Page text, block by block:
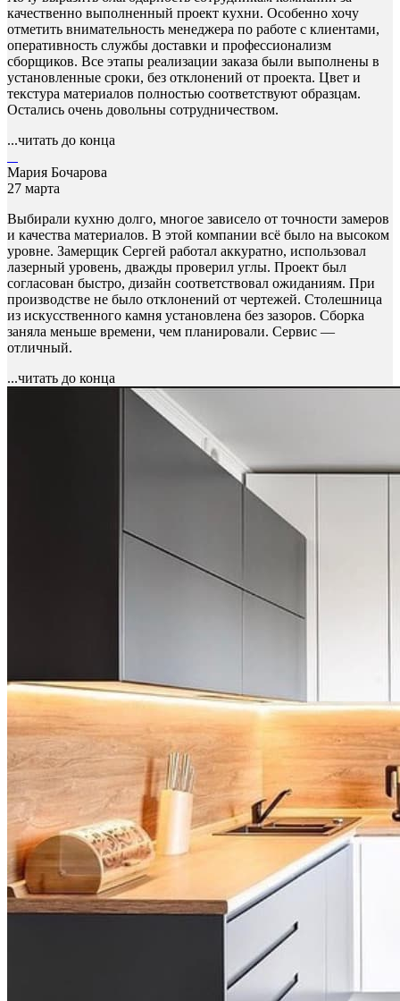
качественно выполненный проект кухни. Особенно хочу
отметить внимательность менеджера по работе с клиентами,
оперативность службы доставки и профессионализм
сборщиков. Все этапы реализации заказа были выполнены в
установленные сроки, без отклонений от проекта. Цвет и
текстура материалов полностью соответствуют образцам.
Остались очень довольны сотрудничеством.
...читать до конца
Мария Бочарова
27 марта
Выбирали кухню долго, многое зависело от точности замеров
и качества материалов. В этой компании всё было на высоком
уровне. Замерщик Сергей работал аккуратно, использовал
лазерный уровень, дважды проверил углы. Проект был
согласован быстро, дизайн соответствовал ожиданиям. При
производстве не было отклонений от чертежей. Столешница
из искусственного камня установлена без зазоров. Сборка
заняла меньше времени, чем планировали. Сервис —
отличный.
...читать до конца